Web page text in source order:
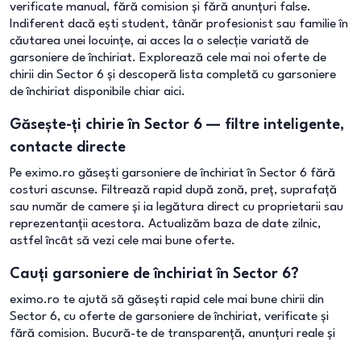
verificate manual, fără comision și fără anunțuri false.
Indiferent dacă ești student, tânăr profesionist sau familie în
căutarea unei locuințe, ai acces la o selecție variată de
garsoniere de închiriat. Explorează cele mai noi oferte de
chirii din Sector 6 și descoperă lista completă cu garsoniere
de închiriat disponibile chiar aici.
Găsește-ți chirie în Sector 6 — filtre inteligente,
contacte directe
Pe eximo.ro găsești garsoniere de închiriat în Sector 6 fără
costuri ascunse. Filtrează rapid după zonă, preț, suprafață
sau număr de camere și ia legătura direct cu proprietarii sau
reprezentanții acestora. Actualizăm baza de date zilnic,
astfel încât să vezi cele mai bune oferte.
Cauți garsoniere de închiriat în Sector 6?
eximo.ro te ajută să găsești rapid cele mai bune chirii din
Sector 6, cu oferte de garsoniere de închiriat, verificate și
fără comision. Bucură-te de transparență, anunțuri reale și